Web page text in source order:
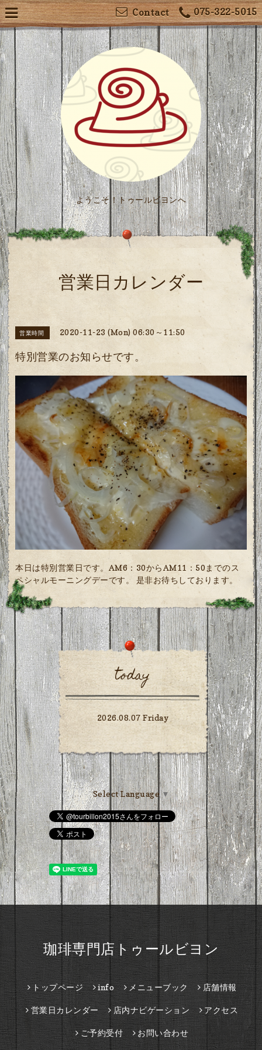
075-322-5015
Contact
ようこそ！トゥールビヨンへ
営業日カレンダー
営業時間 2020-11-23 (Mon) 06:30～11:50
特別営業のお知らせです。
本日は特別営業日です。AM6：30からAM11：50までのス
ペシャルモーニングデーです。 是非お待ちしております。
today
2026.08.07 Friday
Select Language▼
珈琲専門店トゥールビヨン
トップページ info メニューブック 店舗情報
営業日カレンダー 店内ナビゲーション アクセス
ご予約受付 お問い合わせ